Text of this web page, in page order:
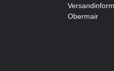
Obermair